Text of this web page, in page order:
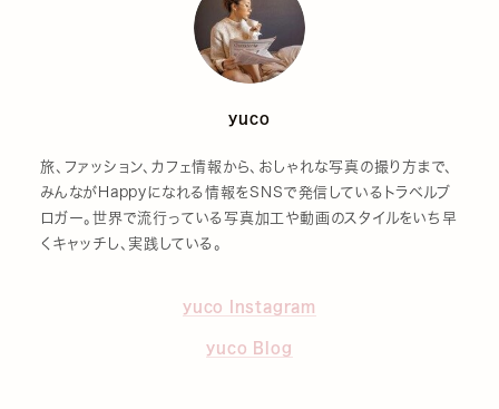
yuco
旅、ファッション、カフェ情報から、おしゃれな写真の撮り方まで、
みんながHappyになれる情報をSNSで発信しているトラベルブ
ロガー。世界で流行っている写真加工や動画のスタイルをいち早
くキャッチし、実践している。
yuco Instagram
yuco Blog